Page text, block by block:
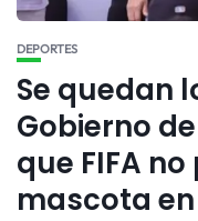
DEPORTES
Se quedan
Gobierno
que FIFA
mascota